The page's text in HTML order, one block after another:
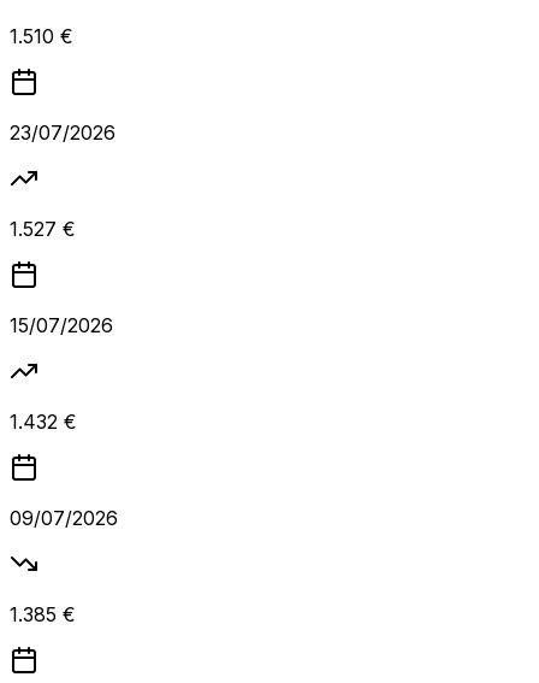
1.510 €
23/07/2026
1.527 €
15/07/2026
1.432 €
09/07/2026
1.385 €